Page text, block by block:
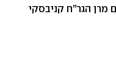
הגר”ח קניבסקי